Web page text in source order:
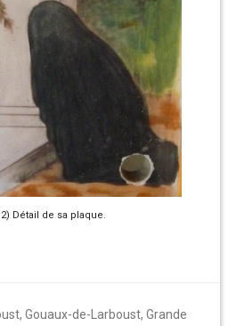
Détail de sa plaque.
, Gouaux-de-Larboust, Grande